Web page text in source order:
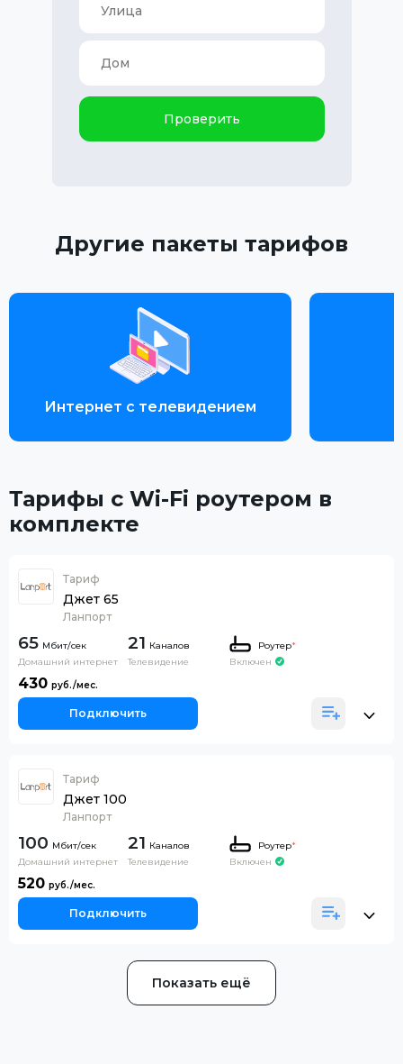
Проверить
Другие пакеты тарифов
Интернет с телевидением
Тарифы с Wi-Fi роутером в
комплекте
Тариф
Джет 65
Ланпорт
65
Домашний интернет
21 Каналов
Телевидение
Роутер*
Включен
430
Подключить
Тариф
Джет 100
Ланпорт
100
Домашний интернет
21 Каналов
Телевидение
Роутер*
Включен
520
Подключить
Показать ещё